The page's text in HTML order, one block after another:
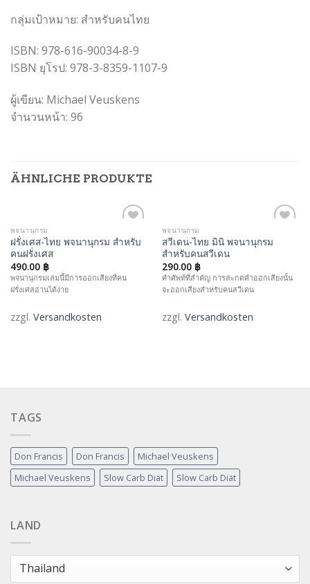
กลุ่มเป้าหมาย: สำหรับคนไทย
ISBN: 978-616-90034-8-9
ISBN ยุโรป: 978-3-8359-1107-9
ผู้เขียน: Michael Veuskens
จำนวนหน้า: 96
ÄHNLICHE PRODUKTE
Auf die
Wunschliste
พจนานุกรม
ฝรั่งเศส-ไทย พจนานุกรม สำหรับ
คนฝรั่งเศส
490.00 ฿
พจนานุกรมเล่มนี้มีการออกเสียงที่คน
ฝรั่งเศสอ่านได้ง่าย
zzgl. Versandkosten
Wunschliste
พจนานุกรม
สวีเดน-ไทย มินิ พจนานุกรม
สำหรับคนสวีเดน
290.00 ฿
คำศัพท์ที่สำคัญ การสะกดคำออกเสียงนั้น
จะออกเสียงสำหรับคนสวีเดน
zzgl. Versandkosten
TAGS
Don Francis Don Francis
Michael Veuskens
Michael Veuskens
Slow Carb Diät Slow Carb Diät
LAND